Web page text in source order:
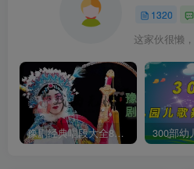
1320
这家伙很懒
豫剧经典唱段大全850首mp3打包戏曲下载